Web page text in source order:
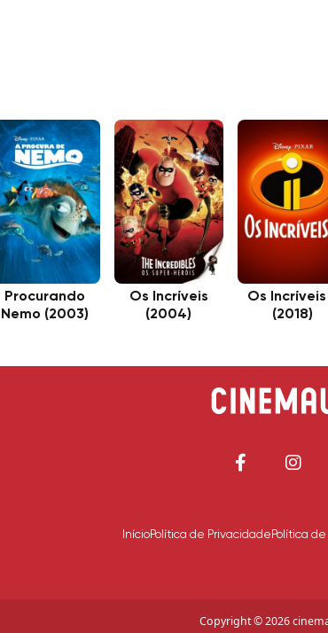
Procurando
Nemo (2003)
Os Incríveis
(2004)
Os Incríveis
(2018)
InícioPolítica de Privacidade Política
Copyright © 2026